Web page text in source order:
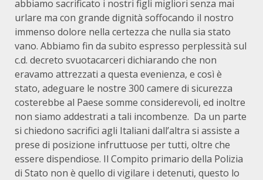
abbiamo sacrificato i nostri figli migliori senza mai
urlare ma con grande dignità soffocando il nostro
immenso dolore nella certezza che nulla sia stato
vano. Abbiamo fin da subito espresso perplessità sul
c.d. decreto svuotacarceri dichiarando che non
eravamo attrezzati a questa evenienza, e così è
stato, adeguare le nostre 300 camere di sicurezza
costerebbe al Paese somme considerevoli, ed inoltre
non siamo addestrati a tali incombenze. Da un parte
si chiedono sacrifici agli Italiani dall’altra si assiste a
prese di posizione infruttuose per tutti, oltre che
essere dispendiose. Il Compito primario della Polizia
di Stato non è quello di vigilare i detenuti, questo lo